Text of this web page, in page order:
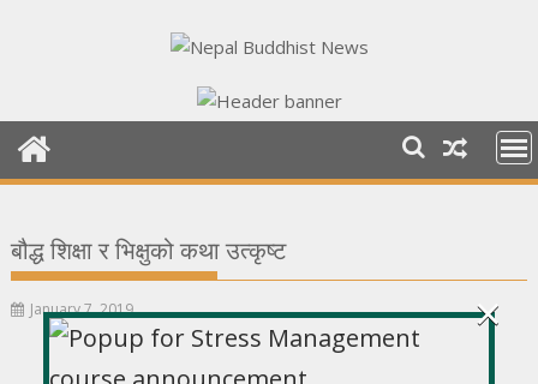
बौद्ध शिक्षा र भिक्षुको कथा उत्कृष्ट
January 7, 2019 ×